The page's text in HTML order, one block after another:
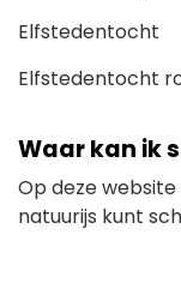
Elfstedentocht
Elfstedentocht
Waar kan ik
Op deze
natuurijs kunt